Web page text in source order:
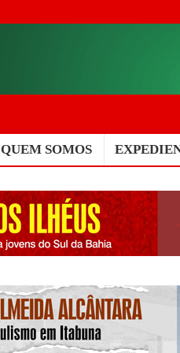
QUEM SOMOS